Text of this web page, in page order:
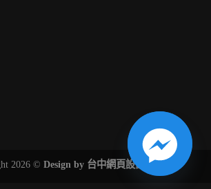
2026 © Design by 台中網頁設計